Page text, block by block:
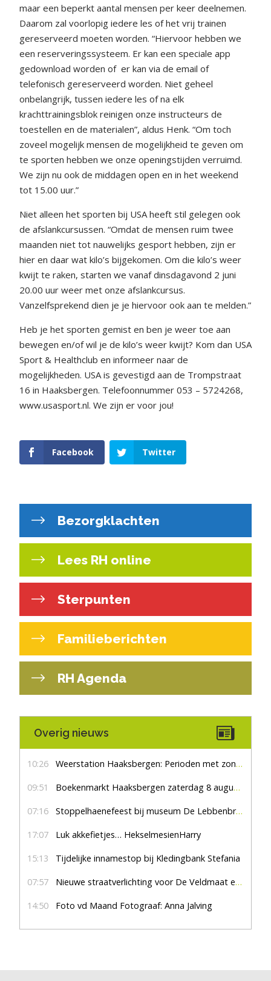
maar een beperkt aantal mensen per keer deelnemen.
Daarom zal voorlopig iedere les of het vrij trainen
gereserveerd moeten worden. “Hiervoor hebben we
een reserveringssysteem. Er kan een speciale app
gedownload worden of er kan via de email of
telefonisch gereserveerd worden. Niet geheel
onbelangrijk, tussen iedere les of na elk
krachttrainingsblok reinigen onze instructeurs de
toestellen en de materialen”, aldus Henk. “Om toch
zoveel mogelijk mensen de mogelijkheid te geven om
te sporten hebben we onze openingstijden verruimd.
We zijn nu ook de middagen open en in het weekend
tot 15.00 uur.”
Niet alleen het sporten bij USA heeft stil gelegen ook
de afslankcursussen. “Omdat de mensen ruim twee
maanden niet tot nauwelijks gesport hebben, zijn er
hier en daar wat kilo’s bijgekomen. Om die kilo’s weer
kwijt te raken, starten we vanaf dinsdagavond 2 juni
20.00 uur weer met onze afslankcursus.
Vanzelfsprekend dien je je hiervoor ook aan te melden.”
Heb je het sporten gemist en ben je weer toe aan
bewegen en/of wil je de kilo’s weer kwijt? Kom dan USA
Sport & Healthclub en informeer naar de
mogelijkheden. USA is gevestigd aan de Trompstraat
16 in Haaksbergen. Telefoonnummer 053 – 5724268,
www.usasport.nl. We zijn er voor jou!
Facebook Twitter
Bezorgklachten
Lees RH online
Sterpunten
Familieberichten
RH Agenda
Overig nieuws
10:26 Weerstation Haaksbergen: Perioden met zon en droog
09:51 Boekenmarkt Haaksbergen zaterdag 8 augustus, marktplein Haaksbergen
07:16 Stoppelhaenefeest bij museum De Lebbenbrugge
17:07 Luk akkefietjes… HekselmesienHarry
15:13 Tijdelijke innamestop bij Kledingbank Stefania
07:57 Nieuwe straatverlichting voor De Veldmaat en De Pas
14:50 Foto vd Maand Fotograaf: Anna Jalving